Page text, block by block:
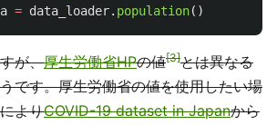
= data_loader. population()
が、厚生労働省HPの値 3 とは異なる
です。厚生労働省の値を使用したい場
よりCOVID-19 dataset in Japanから